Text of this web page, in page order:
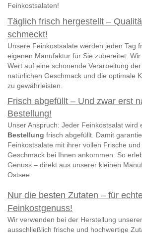
Feinkostsalaten!
Täglich frisch hergestellt –
schmeckt!
Unsere Feinkostsalate werden jeden Tag
eigenen Manufaktur für Sie zubereitet.
Wert auf eine schonende Verarbeitung
natürlichen Geschmack und die optimale
zu gewährleisten.
Frisch abgefüllt – Und zwar erst
Bestellung!
Unser Anspruch: Jeder Feinkostsalat wird
Bestellung frisch abgefüllt. Damit
Feinkostsalate mit ihrer vollen Frische
Geschmack bei Ihnen ankommen. So
Genuss – direkt aus unserer kleinen
Ostsee.
Nur die besten Zutaten – für
Feinkostgenuss!
Wir verwenden bei der Herstellung
ausschließlich frische und hochwertige